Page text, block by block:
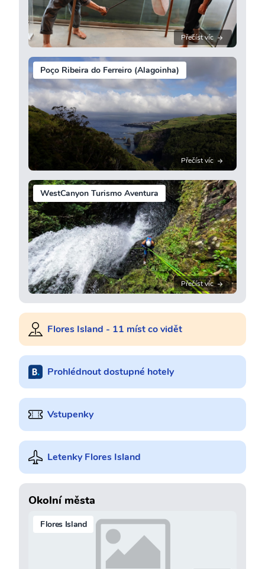
Přečíst víc
Poço Ribeira do Ferreiro (Alagoinha)
Přečíst víc
WestCanyon Turismo Aventura
Přečíst víc
Flores Island - 11 míst co vidět
Prohlédnout dostupné hotely
Vstupenky
Letenky Flores Island
Okolní města
Flores Island